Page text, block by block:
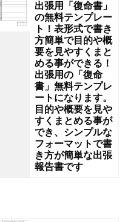
出張用「復命書」
の無料テンプレー
ト！表形式で書き
方簡単で目的や概
要を見やすくまと
める事ができる！
出張用の「復命
書」無料テンプレ
ートになります。
目的や概要を見や
すくまとめる事が
でき、シンプルな
フォーマットで書
き方が簡単な出張
報告書です